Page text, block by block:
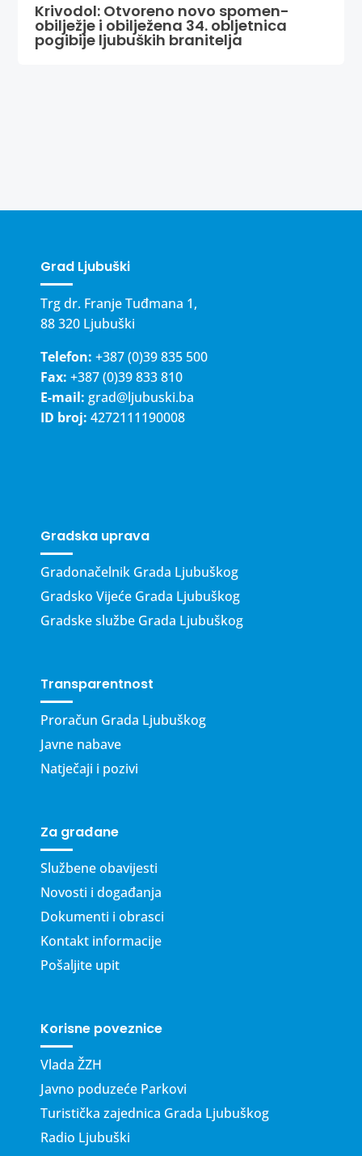
Krivodol: Otvoreno novo spomen-
obilježje i obilježena 34. obljetnica
pogibije ljubuških branitelja
Grad Ljubuški
Trg dr. Franje Tuđmana 1,
88 320 Ljubuški
Telefon: +387 (0)39 835 500
Fax: +387 (0)39 833 810
E-mail: grad@ljubuski.ba
ID broj: 4272111190008
Gradska uprava
Gradonačelnik Grada Ljubuškog
Gradsko Vijeće Grada Ljubuškog
Gradske službe Grada Ljubuškog
Transparentnost
Proračun Grada Ljubuškog
Javne nabave
Natječaji i pozivi
Za građane
Službene obavijesti
Novosti i događanja
Dokumenti i obrasci
Kontakt informacije
Pošaljite upit
Korisne poveznice
Vlada ŽZH
Javno poduzeće Parkovi
Turistička zajednica Grada Ljubuškog
Radio Ljubuški